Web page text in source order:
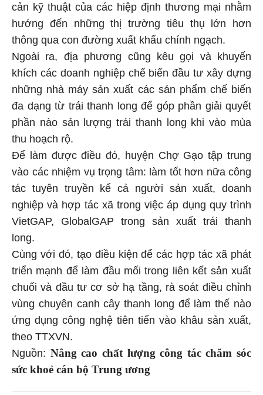
cản kỹ thuật của các hiệp định thương mại nhằm
hướng đến những thị trường tiêu thụ lớn hơn
thông qua con đường xuất khẩu chính ngạch.
Ngoài ra, địa phương cũng kêu gọi và khuyến
khích các doanh nghiệp chế biến đầu tư xây dựng
những nhà máy sản xuất các sản phẩm chế biến
đa dạng từ trái thanh long để góp phần giải quyết
phần nào sản lượng trái thanh long khi vào mùa
thu hoạch rộ.
Để làm được điều đó, huyện Chợ Gạo tập trung
vào các nhiệm vụ trọng tâm: làm tốt hơn nữa công
tác tuyên truyền kể cả người sản xuất, doanh
nghiệp và hợp tác xã trong việc áp dụng quy trình
VietGAP, GlobalGAP trong sản xuất trái thanh
long.
Cùng với đó, tạo điều kiện để các hợp tác xã phát
triển mạnh để làm đầu mối trong liên kết sản xuất
chuối và đầu tư cơ sở hạ tầng, rà soát điều chỉnh
vùng chuyên canh cây thanh long để làm thế nào
ứng dụng công nghệ tiên tiến vào khâu sản xuất,
theo TTXVN.
Nguồn: Nâng cao chất lượng công tác chăm sóc
sức khoẻ cán bộ Trung ương